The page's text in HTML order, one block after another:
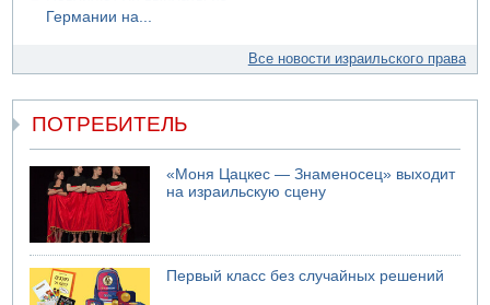
Германии на...
Все новости израильского права
ПОТРЕБИТЕЛЬ
«Моня Цацкес — Знаменосец» выходит
на израильскую сцену
Первый класс без случайных решений